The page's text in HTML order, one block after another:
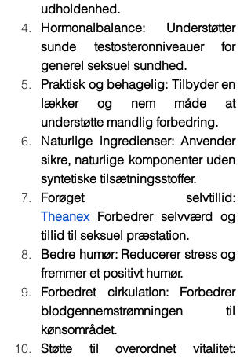
udholdenhed.
Hormonalbalance: Understøtter
sunde testosteronniveauer for
generel seksuel sundhed.
Praktisk og behagelig: Tilbyder en
lækker og nem måde at
understøtte mandlig forbedring.
Naturlige ingredienser: Anvender
sikre, naturlige komponenter uden
syntetiske tilsætningsstoffer.
Theanex Forbedrer selvværd og
tillid til seksuel præstation.
Bedre humør: Reducerer stress og
fremmer et positivt humør.
Forbedret cirkulation: Forbedrer
blodgennemstrømningen til
kønsområdet.
Støtte til overordnet vitalitet: